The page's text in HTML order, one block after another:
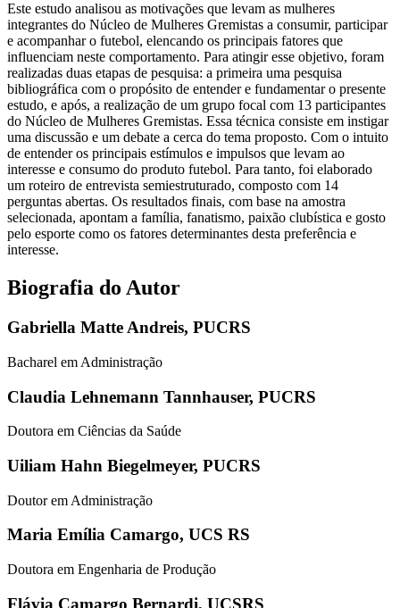
Este estudo analisou as motivações que levam as mulheres
integrantes do Núcleo de Mulheres Gremistas a consumir, participar
e acompanhar o futebol, elencando os principais fatores que
influenciam neste comportamento. Para atingir esse objetivo, foram
realizadas duas etapas de pesquisa: a primeira uma pesquisa
bibliográfica com o propósito de entender e fundamentar o presente
estudo, e após, a realização de um grupo focal com 13 participantes
do Núcleo de Mulheres Gremistas. Essa técnica consiste em instigar
uma discussão e um debate a cerca do tema proposto. Com o intuito
de entender os principais estímulos e impulsos que levam ao
interesse e consumo do produto futebol. Para tanto, foi elaborado
um roteiro de entrevista semiestruturado, composto com 14
perguntas abertas. Os resultados finais, com base na amostra
selecionada, apontam a família, fanatismo, paixão clubística e gosto
pelo esporte como os fatores determinantes desta preferência e
interesse.
Biografia do Autor
Gabriella Matte Andreis, PUCRS
Bacharel em Administração
Claudia Lehnemann Tannhauser, PUCRS
Doutora em Ciências da Saúde
Uiliam Hahn Biegelmeyer, PUCRS
Doutor em Administração
Maria Emília Camargo, UCS RS
Doutora em Engenharia de Produção
Flávia Camargo Bernardi, UCSRS